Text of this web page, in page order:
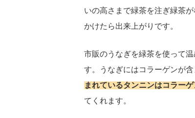
いの高さまで緑茶を注ぎ緑茶
かけたら出来上がりです。
市販のうなぎを緑茶を使って
す。うなぎにはコラーゲンが
まれているタンニンはコラー
てくれます。